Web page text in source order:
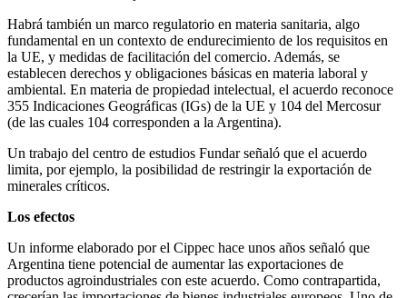
Habrá también un marco regulatorio en materia sanitaria, algo
fundamental en un contexto de endurecimiento de los requisitos en
la UE, y medidas de facilitación del comercio. Además, se
establecen derechos y obligaciones básicas en materia laboral y
ambiental. En materia de propiedad intelectual, el acuerdo reconoce
355 Indicaciones Geográficas (IGs) de la UE y 104 del Mercosur
(de las cuales 104 corresponden a la Argentina).
Un trabajo del centro de estudios Fundar señaló que el acuerdo
limita, por ejemplo, la posibilidad de restringir la exportación de
minerales críticos.
Los efectos
Un informe elaborado por el Cippec hace unos años señaló que
Argentina tiene potencial de aumentar las exportaciones de
productos agroindustriales con este acuerdo. Como contrapartida,